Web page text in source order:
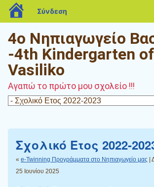
4o Νηπιαγωγείο
-4th Kindergarten of
Vasiliko
Αγαπώ το πρώτο μου σχολείο !!!
Σχολικό Ετος 2022-
« e-Twinning Προγράμματα στο Νηπιαγωγείο μας |
25 Ιουνίου 2025
blogs.sch.gr
Σύνδεση